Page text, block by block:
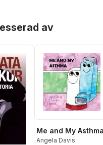
av
Me and My
Angela Davis